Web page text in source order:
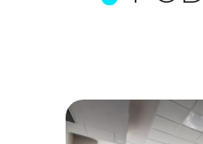
do ulubionych